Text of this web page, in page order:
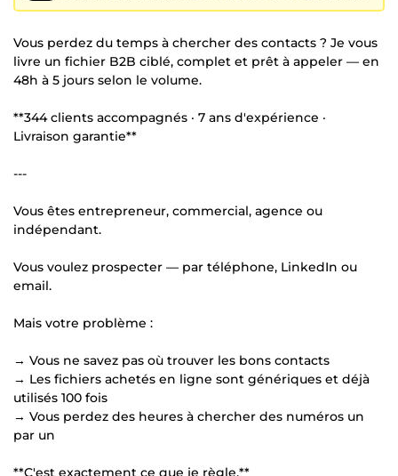
Vous perdez du temps à chercher des contacts ? Je vous
livre un fichier B2B ciblé, complet et prêt à appeler — en
48h à 5 jours selon le volume.
**344 clients accompagnés · 7 ans d'expérience ·
Livraison garantie**
---
Vous êtes entrepreneur, commercial, agence ou
indépendant.
Vous voulez prospecter — par téléphone, LinkedIn ou
email.
Mais votre problème :
→ Vous ne savez pas où trouver les bons contacts
→ Les fichiers achetés en ligne sont génériques et déjà
utilisés 100 fois
→ Vous perdez des heures à chercher des numéros un
par un
**C'est exactement ce que je règle.**